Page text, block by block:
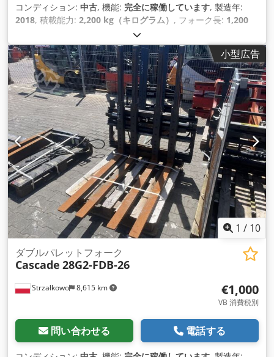
コンディション: 中古, 機能: 完全に稼働しています, 製造年:
2018, 積載能力: 2,200 kg（キログラム） , フォーク長: 1,200
小型広告
1 / 10
Strzałkowo 8,615 km
ダブルパレットフォーク
Cascade 28G2-FDB-26
€1,000
VB 消費税別
問い合わせる 電話する